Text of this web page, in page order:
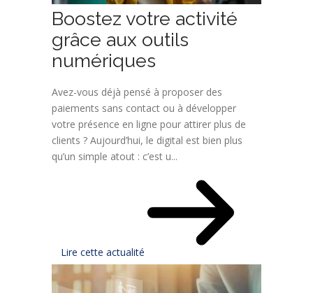
Boostez votre activité
grâce aux outils
numériques
Avez-vous déjà pensé à proposer des
paiements sans contact ou à développer
votre présence en ligne pour attirer plus de
clients ? Aujourd’hui, le digital est bien plus
qu’un simple atout : c’est u...
Lire cette actualité